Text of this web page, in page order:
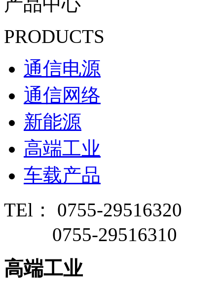
PRODUCTS
通信电源
通信网络
新能源
高端工业
车载产品
TEl： 0755-29516320
0755-29516310
高端工业